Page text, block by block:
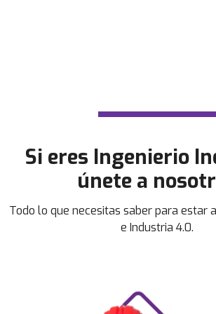
Si eres Ingenierio
únete a
Todo lo que necesitas saber para estar
e Industria 4.0.